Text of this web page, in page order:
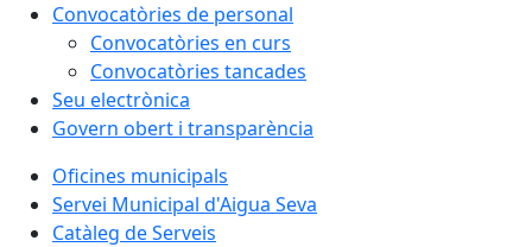
Convocatòries de personal
Convocatòries en curs
Convocatòries tancades
Seu electrònica
Govern obert i transparència
Oficines municipals
Servei Municipal d'Aigua Seva
Catàleg de Serveis